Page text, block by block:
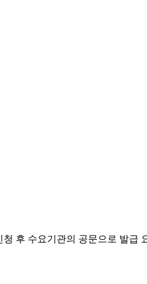
후 수요기관의 공문으로 발급